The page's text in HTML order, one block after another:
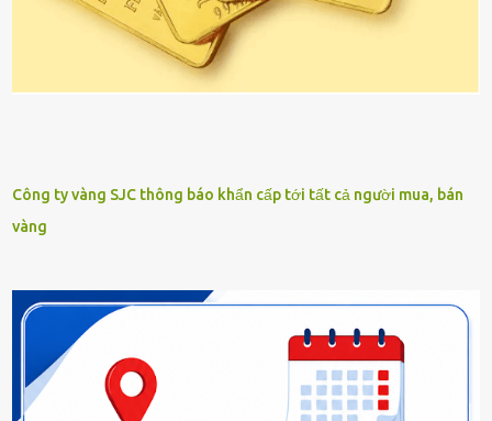
Công ty vàng SJC thông báo khẩn cấp tới tất cả người mua, bán
vàng